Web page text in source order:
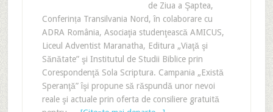
de Ziua a Şaptea,
Conferința Transilvania Nord, în colaborare cu
ADRA România, Asociaţia studenţească AMICUS,
Liceul Adventist Maranatha, Editura „Viaţă şi
Sănătate” şi Institutul de Studii Biblice prin
Corespondenţă Sola Scriptura. Campania „Există
Speranţă” îşi propune să răspundă unor nevoi
reale şi actuale prin oferta de consiliere gratuită